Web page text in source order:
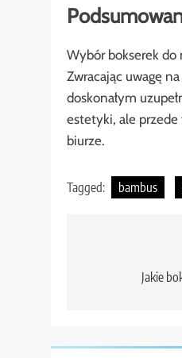
Wybór bokserek do
Zwracając uwagę
doskonałym
estetyki, ale
biurze.
Tagged: bambus
Jakie